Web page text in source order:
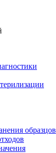
образцов